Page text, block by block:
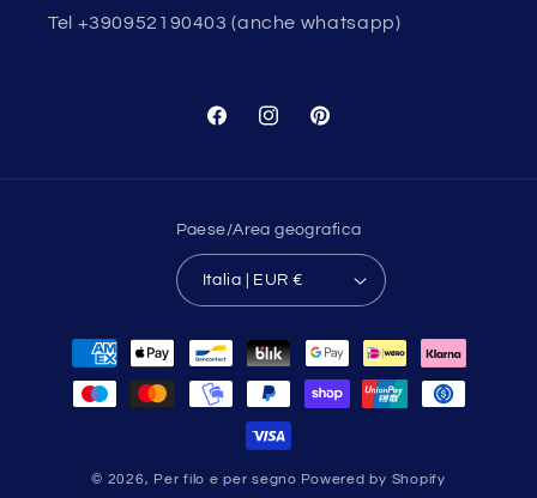
Tel +390952190403 (anche whatsapp)
FacebookInstagramPinterest
Paese/Area geografica
Italia | EUR €
Metodi
pagamento
© 2026, Per filo e per segno Powered by Shopify